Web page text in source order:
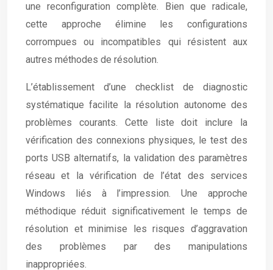
une reconfiguration complète. Bien que radicale,
cette approche élimine les configurations
corrompues ou incompatibles qui résistent aux
autres méthodes de résolution.
L’établissement d’une checklist de diagnostic
systématique facilite la résolution autonome des
problèmes courants. Cette liste doit inclure la
vérification des connexions physiques, le test des
ports USB alternatifs, la validation des paramètres
réseau et la vérification de l’état des services
Windows liés à l’impression. Une approche
méthodique réduit significativement le temps de
résolution et minimise les risques d’aggravation
des problèmes par des manipulations
inappropriées.